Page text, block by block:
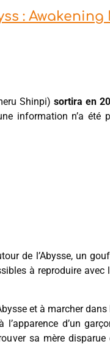
: Awakening
Shinpi)sortira en
information n’a été
de l’Abysse, un
à reproduire
et à marcher
d’un
sa mère